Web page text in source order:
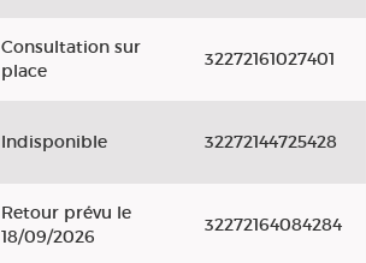
Consultation sur
place
32272161027401
Indisponible 32272144725428
Retour prévu le
18/09/2026
32272164084284